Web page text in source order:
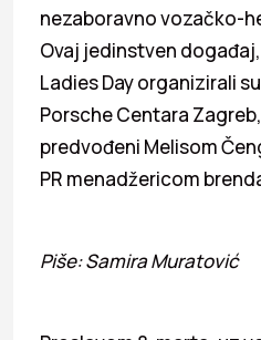
nezaboravno vozačko-
Ovaj jedinstven
Ladies Day organizirali
Porsche Centara
predvođeni Melisom
PR menadžericom
Piše: Samira Muratović